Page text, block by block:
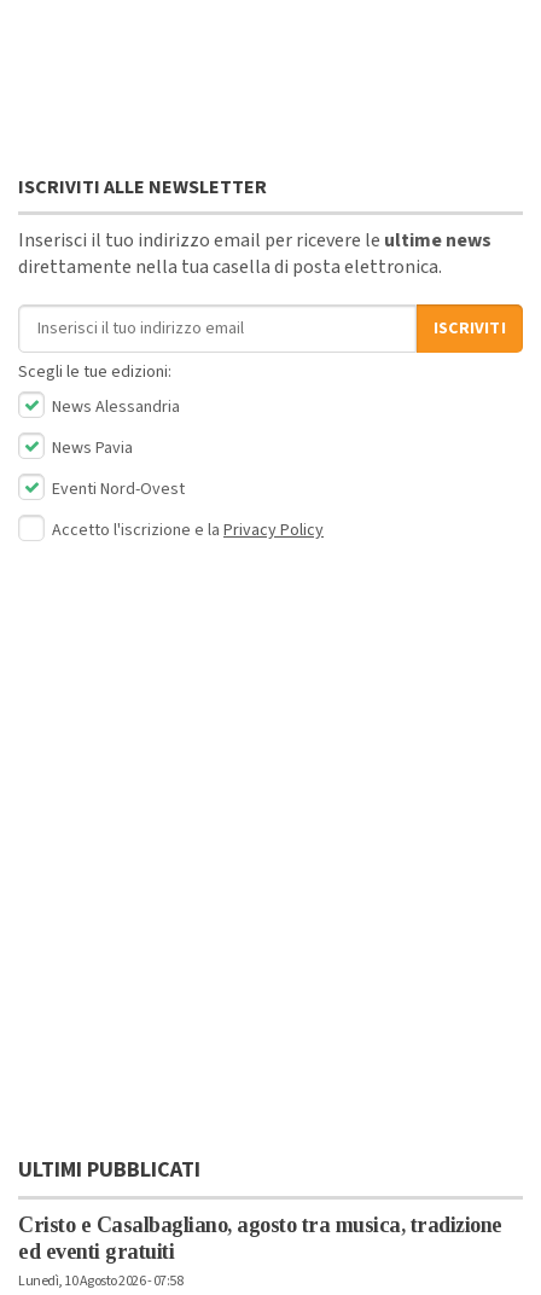
ISCRIVITI ALLE NEWSLETTER
Inserisci il tuo indirizzo email per ricevere le ultime news
direttamente nella tua casella di posta elettronica.
Indirizzo email
ISCRIVITI
Scegli le tue edizioni:
News Alessandria
News Pavia
Eventi Nord-Ovest
Accetto l'iscrizione e la Privacy Policy
ULTIMI PUBBLICATI
Cristo e Casalbagliano, agosto tra musica, tradizione
ed eventi gratuiti
Lunedì, 10 Agosto 2026 - 07:58